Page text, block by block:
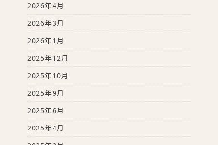
2026年4月
2026年3月
2026年1月
2025年12月
2025年10月
2025年9月
2025年6月
2025年4月